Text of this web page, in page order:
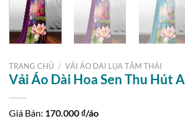
TRANG CHỦ / VẢI ÁO DÀI LỤA TẰM THÁI
Vải Áo Dài Hoa Sen Thu Hút
Giá Bán: 170.000 ₫/áo